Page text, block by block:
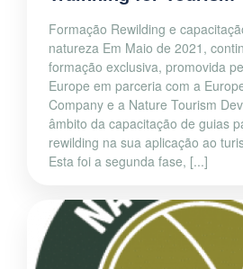
Formação Rewilding e
natureza Em Maio de 2021,
formação exclusiva, promovida
Europe em parceria com a
Company e a Nature Tourism
âmbito da capacitação de guias
rewilding na sua aplicação ao
Esta foi a segunda fase, [...]